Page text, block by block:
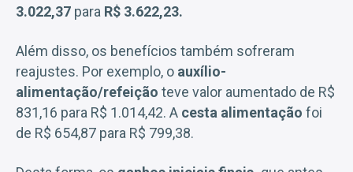
3.022,37 para R$ 3.622,23.
Além disso, os benefícios também sofreram
reajustes. Por exemplo, o auxílio-
alimentação/refeição teve valor aumentado de R$
831,16 para R$ 1.014,42. A cesta alimentação foi
de R$ 654,87 para R$ 799,38.